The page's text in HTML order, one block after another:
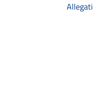
Allegati